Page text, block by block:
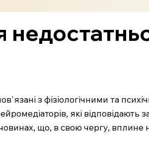
з фізіологічними та
які відповідають за
що, в свою чергу, вплине